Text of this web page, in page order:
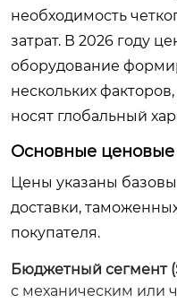
необходимость
затрат. В 2026 году
оборудование
нескольких
носят глобальный
Основные ценовые
Цены указаны
доставки,
покупателя.
Бюджетный сегмент
с механическим или